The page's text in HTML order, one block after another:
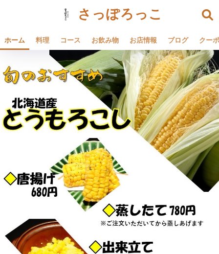
さっぽろっこ
ホーム 料理 コース お飲み物 お店情報 ブログ クー